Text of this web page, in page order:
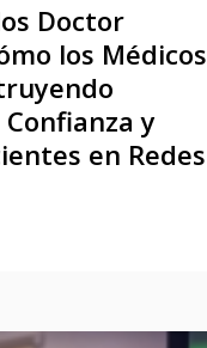
Doctor
los Médicos
y
en Redes